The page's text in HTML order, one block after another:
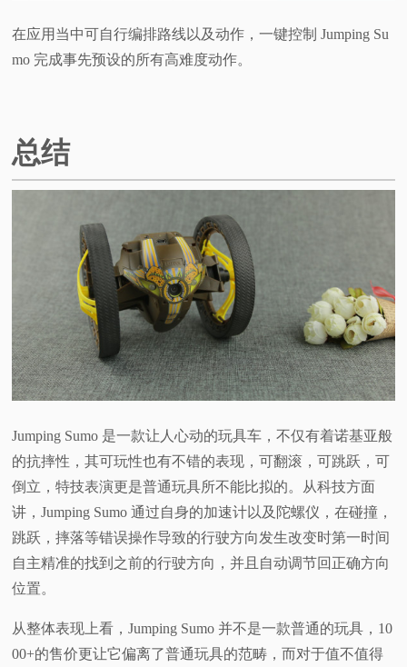
在应用当中可自行编排路线以及动作，一键控制 Jumping Su
mo 完成事先预设的所有高难度动作。
总结
Jumping Sumo 是一款让人心动的玩具车，不仅有着诺基亚般
的抗摔性，其可玩性也有不错的表现，可翻滚，可跳跃，可
倒立，特技表演更是普通玩具所不能比拟的。从科技方面
讲，Jumping Sumo 通过自身的加速计以及陀螺仪，在碰撞，
跳跃，摔落等错误操作导致的行驶方向发生改变时第一时间
自主精准的找到之前的行驶方向，并且自动调节回正确方向
位置。
从整体表现上看，Jumping Sumo 并不是一款普通的玩具，10
00+的售价更让它偏离了普通玩具的范畴，而对于值不值得